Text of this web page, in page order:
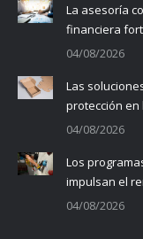
La asesoría
financiera
04/08/2026
Las
protección en
04/08/2026
Los
impulsan el
04/08/2026